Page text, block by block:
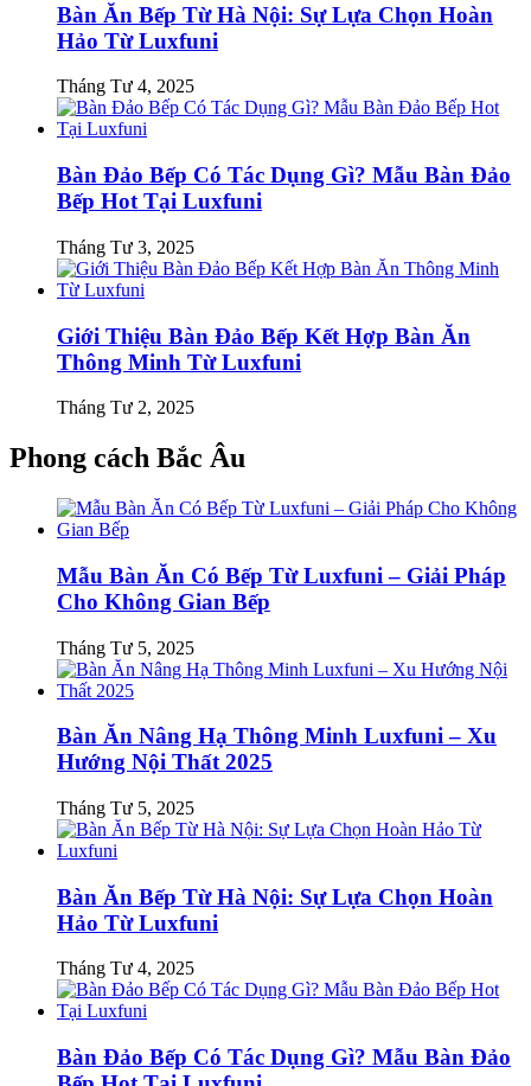
Bàn Ăn Bếp Từ Hà Nội: Sự Lựa Chọn Hoàn
Hảo Từ Luxfuni
Tháng Tư 4, 2025
Bàn Đảo Bếp Có Tác Dụng Gì? Mẫu Bàn Đảo
Bếp Hot Tại Luxfuni
Tháng Tư 3, 2025
Giới Thiệu Bàn Đảo Bếp Kết Hợp Bàn Ăn
Thông Minh Từ Luxfuni
Tháng Tư 2, 2025
Phong cách Bắc Âu
Mẫu Bàn Ăn Có Bếp Từ Luxfuni – Giải Pháp
Cho Không Gian Bếp
Tháng Tư 5, 2025
Bàn Ăn Nâng Hạ Thông Minh Luxfuni – Xu
Hướng Nội Thất 2025
Tháng Tư 5, 2025
Bàn Ăn Bếp Từ Hà Nội: Sự Lựa Chọn Hoàn
Hảo Từ Luxfuni
Tháng Tư 4, 2025
Bàn Đảo Bếp Có Tác Dụng Gì? Mẫu Bàn Đảo